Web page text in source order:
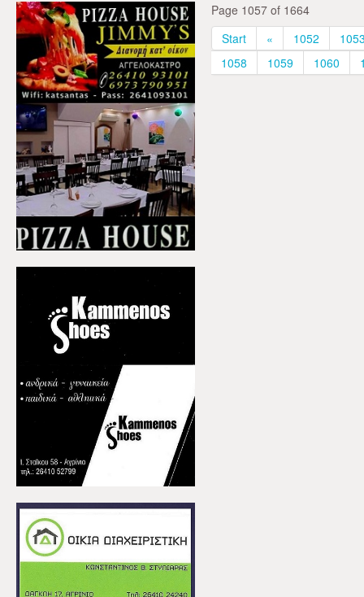
Page 1057 of 1664
Start
« 1052
1058
1059 1060